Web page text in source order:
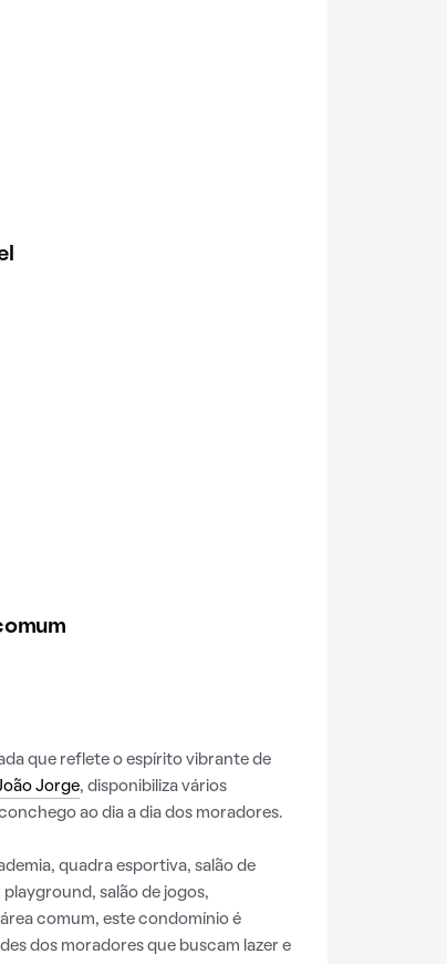
que reflete o espírito vibrante de
Jorge, disponibiliza vários
ao dia a dia dos moradores.
quadra esportiva, salão de
salão de jogos,
comum, este condomínio é
dos moradores que buscam lazer e